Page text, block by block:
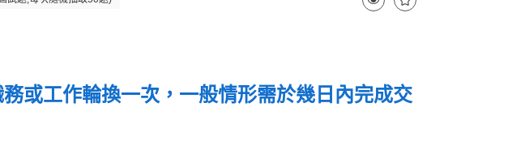
或工作輪換一次，一般情形需於幾日內完成交